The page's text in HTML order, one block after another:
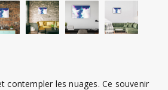
contempler les nuages. Ce souvenir